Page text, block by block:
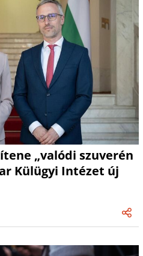
„valódi szuverén
Külügyi Intézet új